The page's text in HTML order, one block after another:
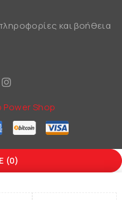
και βοήθεια
Power Shop
(0)